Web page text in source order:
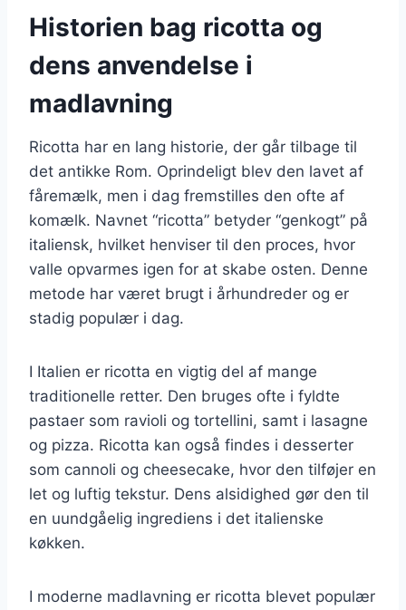
Historien bag ricotta og
dens anvendelse i
madlavning
Ricotta har en lang historie, der går tilbage til
det antikke Rom. Oprindeligt blev den lavet af
fåremælk, men i dag fremstilles den ofte af
komælk. Navnet “ricotta” betyder “genkogt” på
italiensk, hvilket henviser til den proces, hvor
valle opvarmes igen for at skabe osten. Denne
metode har været brugt i århundreder og er
stadig populær i dag.
I Italien er ricotta en vigtig del af mange
traditionelle retter. Den bruges ofte i fyldte
pastaer som ravioli og tortellini, samt i lasagne
og pizza. Ricotta kan også findes i desserter
som cannoli og cheesecake, hvor den tilføjer en
let og luftig tekstur. Dens alsidighed gør den til
en uundgåelig ingrediens i det italienske
køkken.
I moderne madlavning er ricotta blevet populær